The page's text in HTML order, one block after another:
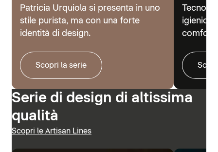
Patricia Urquiola si presenta in uno
stile purista, ma con una forte
identità di design.
Scopri la serie
igienici
comfort.
Serie di design di altissima
qualità
Scopri le Artisan Lines